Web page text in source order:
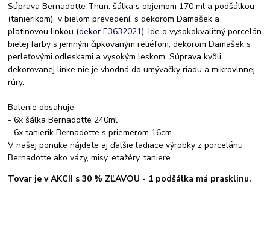
Súprava Bernadotte Thun: šálka s objemom 170 ml a podšálkou
(tanierikom) v bielom prevedení, s dekorom Damašek a
platinovou linkou (dekor E3632021). Ide o vysokokvalitný porcelán
bielej farby s jemným čipkovaným reliéfom, dekorom Damašek s
perleťovými odleskami a vysokým leskom. Súprava kvôli
dekorovanej linke nie je vhodná do umývačky riadu a mikrovlnnej
rúry.
Balenie obsahuje:
- 6x šálka Bernadotte 240ml
- 6x tanierik Bernadotte s priemerom 16cm
V našej ponuke nájdete aj ďalšie ladiace výrobky z porcelánu
Bernadotte ako vázy, misy, etažéry. taniere.
Tovar je v AKCII s 30 % ZĽAVOU - 1 podšálka má prasklinu.